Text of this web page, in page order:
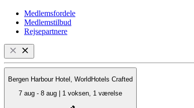
Medlemsfordele
Medlemstilbud
Rejsepartnere
Bergen Harbour Hotel, WorldHotels Crafted
7 aug - 8 aug | 1 voksen, 1 værelse